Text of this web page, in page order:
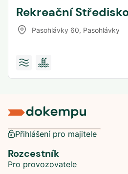
Rekreační
Pasohlávky 60, Pasohlávky
Přihlášení pro majitele
Rozcestník
Pro provozovatele